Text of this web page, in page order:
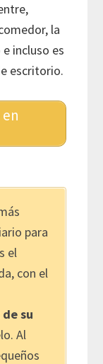
la
incluso es
escritorio.
para
el
con el
su
Al